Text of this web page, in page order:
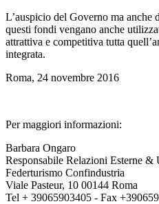
L’auspicio del Governo ma anche
questi fondi vengano anche
attrattiva e competitiva tutta
integrata.
Roma, 24 novembre 2016
Per maggiori informazioni:
Barbara Ongaro
Responsabile Relazioni Esterne &
Federturismo Confindustria
Viale Pasteur, 10 00144 Roma
Tel + 39065903405 - Fax